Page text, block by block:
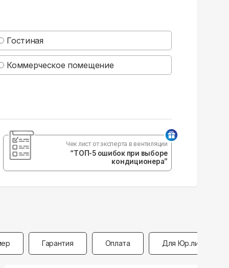
Гостиная
Коммерческое помещение
Чек лист от эксперта в вентиляции
“ТОП-5 ошибок при выборе
кондиционера”
Гарантия Оплата Для Юр.лиц